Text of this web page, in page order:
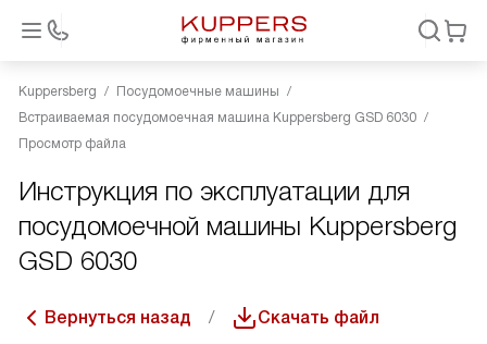
Kuppersberg
Посудомоечные машины
Встраиваемая посудомоечная машина Kuppersberg GSD 6030
Просмотр файла
Инструкция по эксплуатации для
посудомоечной машины Kuppersberg
GSD 6030
Вернуться назад Скачать файл